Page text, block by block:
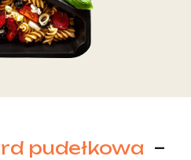
pudełkowa –